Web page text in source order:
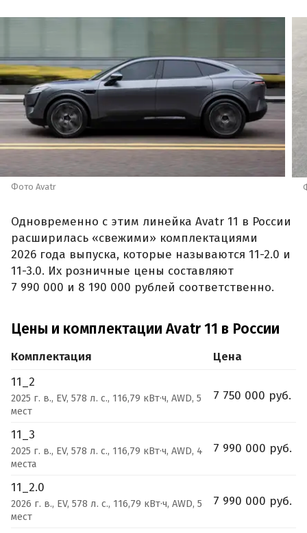
Фото Avatr
Одновременно с этим линейка Avatr 11 в России
расширилась «свежими» комплектациями
2026 года выпуска, которые называются 11-2.0 и
11-3.0. Их розничные цены составляют
7 990 000 и 8 190 000 рублей соответственно.
Цены и комплектации Avatr 11 в России
Комплектация
Цена
11_2
2025 г. в., EV, 578 л. с., 116,79 кВт·ч, AWD, 5
мест
7 750 000 руб.
11_3
2025 г. в., EV, 578 л. с., 116,79 кВт·ч, AWD, 4
места
7 990 000 руб.
11_2.0
2026 г. в., EV, 578 л. с., 116,79 кВт·ч, AWD, 5
мест
7 990 000 руб.